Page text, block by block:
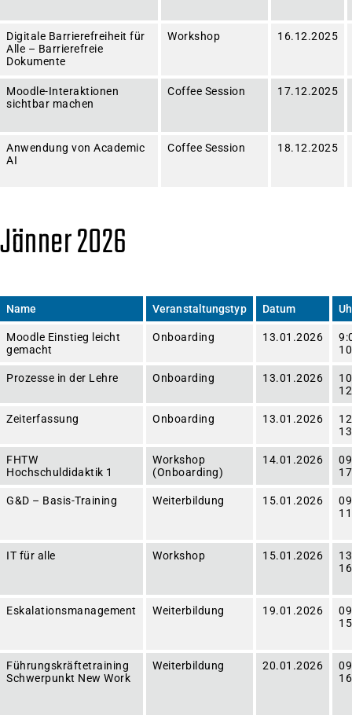
Digitale Barrierefreiheit für
Alle – Barrierefreie
Dokumente
Workshop 16.12.2025
Moodle-Interaktionen
sichtbar machen
Coffee Session 17.12.2025
Anwendung von Academic
AI
Coffee Session 18.12.2025
Jänner 2026
Name Veranstaltungstyp Datum
Moodle Einstieg leicht
gemacht
Onboarding 13.01.2026
Prozesse in der Lehre Onboarding 13.01.2026
Zeiterfassung Onboarding 13.01.2026
FHTW
Hochschuldidaktik 1
Workshop
(Onboarding)
14.01.2026
G&D – Basis-Training Weiterbildung 15.01.2026
IT für alle Workshop 15.01.2026
Eskalationsmanagement Weiterbildung 19.01.2026
Führungskräftetraining
Schwerpunkt New Work
Weiterbildung 20.01.2026